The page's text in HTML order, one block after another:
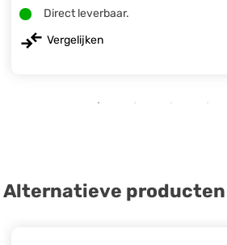
Direct leverbaar.
Vergelijken
Alternatieve producten